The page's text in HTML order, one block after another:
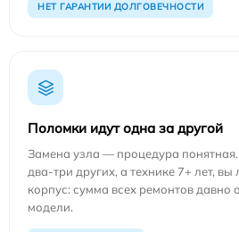
НЕТ ГАРАНТИИ ДОЛГОВЕЧНОСТИ
Поломки идут одна за другой
Замена узла — процедура
два-три других, а технике 7+ лет,
корпус: сумма всех ремонтов давно
модели.